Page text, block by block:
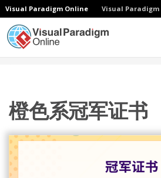
Visual Paradigm Online Visual Paradigm
橙色系冠军证书